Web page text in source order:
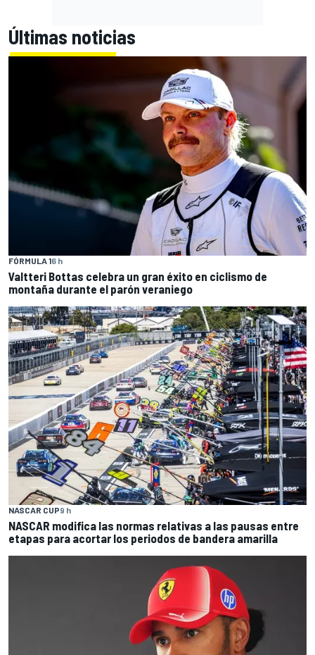
Últimas noticias
FÓRMULA 16 h
Valtteri Bottas celebra un gran éxito en ciclismo de
montaña durante el parón veraniego
NASCAR CUP9 h
NASCAR modifica las normas relativas a las pausas entre
etapas para acortar los periodos de bandera amarilla